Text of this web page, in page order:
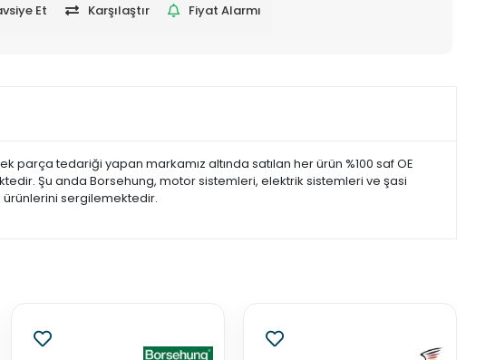
Et Karşılaştır Fiyat Alarmı
parça tedariği yapan markamız altında satılan her ürün %100 saf OE
Şu anda Borsehung, motor sistemleri, elektrik sistemleri ve şasi
ürünlerini sergilemektedir.